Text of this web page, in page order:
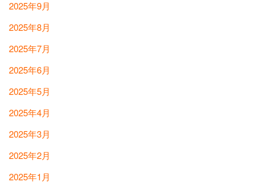
2025年9月
2025年8月
2025年7月
2025年6月
2025年5月
2025年4月
2025年3月
2025年2月
2025年1月